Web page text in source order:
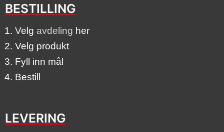
BESTILLING
Velg avdeling her
Velg produkt
Fyll inn mål
Bestill
LEVERING